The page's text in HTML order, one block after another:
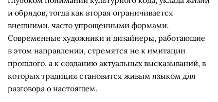
и обрядов, тогда как вторая ограничивается
внешними, часто упрощенными формами.
Современные художники и дизайнеры, работающие
в этом направлении, стремятся не к имитации
прошлого, а к созданию актуальных высказываний, в
которых традиция становится живым языком для
разговора о настоящем.